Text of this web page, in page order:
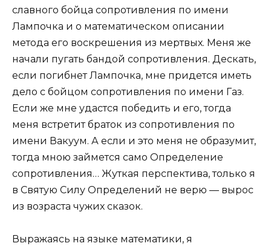
славного бойца сопротивления по имени
Лампочка и о математическом описании
метода его воскрешения из мертвых. Меня же
начали пугать бандой сопротивления. Дескать,
если погибнет Лампочка, мне придется иметь
дело с бойцом сопротивления по имени Газ.
Если же мне удастся победить и его, тогда
меня встретит браток из сопротивления по
имени Вакуум. А если и это меня не образумит,
тогда мною займется само Определение
сопротивления… Жуткая перспектива, только я
в Святую Силу Определений не верю — вырос
из возраста чужих сказок.
Выражаясь на языке математики, я